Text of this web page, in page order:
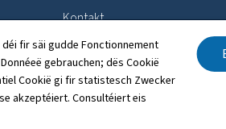
fir säi gudde Fonctionnement
gebrauchen; dës Cookië
Cookië gi fir statistesch Zwecker
akzeptéiert. Consultéiert eis
Kontakt
Sitemap
Iwwert dës Websäit